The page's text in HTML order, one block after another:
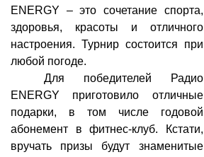
ENERGY – это сочетание спорта,
здоровья, красоты и отличного
настроения. Турнир состоится при
любой погоде.
Для победителей Радио
ENERGY приготовило отличные
подарки, в том числе годовой
абонемент в фитнес-клуб. Кстати,
вручать призы будут знаменитые